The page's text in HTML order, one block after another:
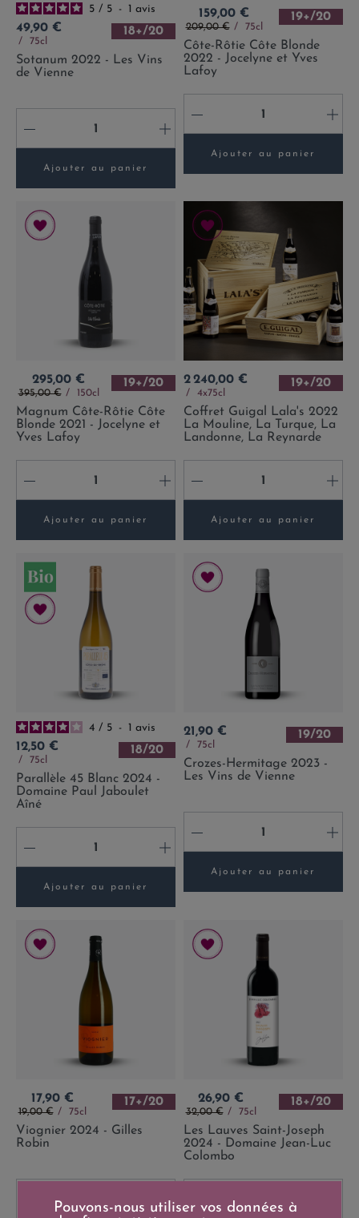
5 / 5 - 1 avis
Prix
49,90 €
75cl
18+/20
Sotanum 2022 - Les Vins
de Vienne
- +
Ajouter au panier
Prix
159,00 €
Prix de base
209,00 € 75cl
19+/20
Côte-Rôtie Côte Blonde
2022 - Jocelyne et Yves
Lafoy
- +
Ajouter au panier
Prix
295,00 €
Prix de base
395,00 € 150cl
19+/20
Magnum Côte-Rôtie Côte
Blonde 2021 - Jocelyne et
Yves Lafoy
- +
Ajouter au panier
Prix
2 240,00 €
4x75cl
19+/20
Coffret Guigal Lala's 2022
La Mouline, La Turque, La
Landonne, La Reynarde
- +
Ajouter au panier
4 / 5 - 1 avis
Prix
12,50 €
75cl
18/20
Parallèle 45 Blanc 2024 -
Domaine Paul Jaboulet
Aîné
- +
Ajouter au panier
Prix
21,90 €
75cl
19/20
Crozes-Hermitage 2023 -
Les Vins de Vienne
- +
Ajouter au panier
Prix
17,90 €
Prix de base
19,00 € 75cl
17+/20
Viognier 2024 - Gilles
Robin
+
Prix
26,90 €
Prix de base
32,00 € 75cl
18+/20
Les Lauves Saint-Joseph
2024 - Domaine Jean-Luc
Colombo
Pouvons-nous utiliser vos données à